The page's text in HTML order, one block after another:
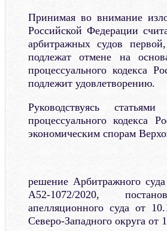
Принимая во внимание
Российской Федерации
арбитражных судов
подлежат отмене на
процессуального кодекса
подлежит удовлетворению.
Руководствуясь
процессуального кодекса
экономическим спорам
решение Арбитражного
А52-1072/2020,
апелляционного суда от
Северо-Западного округа от